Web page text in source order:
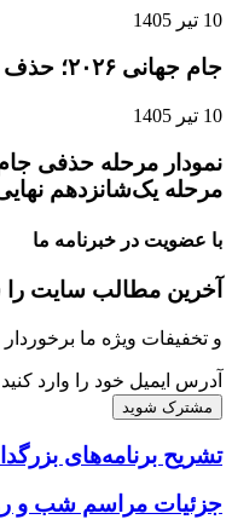
10 تیر 1405
جام جهانی ۲۰۲۶؛ حذف مدعیان و ظهور شگفتی‌ها
10 تیر 1405
مرحله یک‌شانزدهم
با عضویت در خبرنامه ما
آخرین مطالب سایت را
و تخفیفات ویژه ما
آدرس ایمیل خود را وارد کنید
تشریح برنامه‌های بزرگداشت ۱۴ و ۱۵
جزئیات مراسم شب و روز ۱۴ خرداد در حرم